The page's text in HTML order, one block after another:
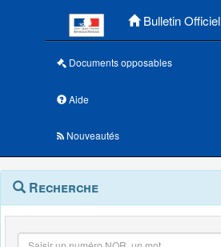
Bulletin Officiel
Documents opposables
Aide
Nouveautés
Navigation
outils
Menu
contextuel
Recherche